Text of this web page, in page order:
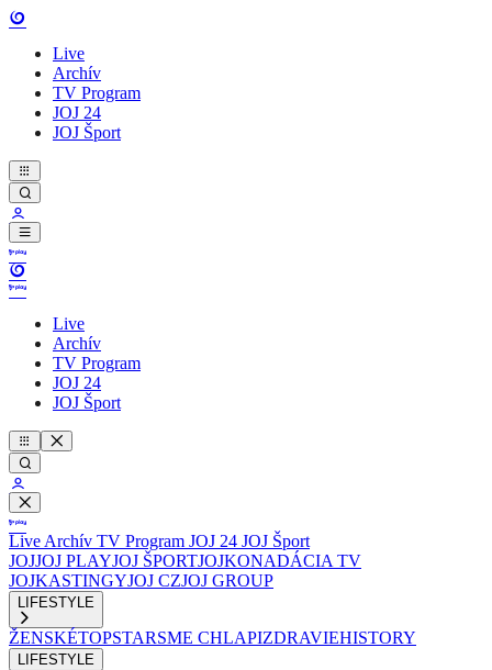
Live
Archív
TV Program
JOJ 24
JOJ Šport
Live
Archív
TV Program
JOJ 24
JOJ Šport
Live Archív TV Program JOJ 24 JOJ Šport
JOJJOJ PLAYJOJ ŠPORTJOJKONADÁCIA TV
JOJKASTINGYJOJ CZJOJ GROUP
LIFESTYLE
ŽENSKÉTOPSTARSME CHLAPIZDRAVIEHISTORY
LIFESTYLE